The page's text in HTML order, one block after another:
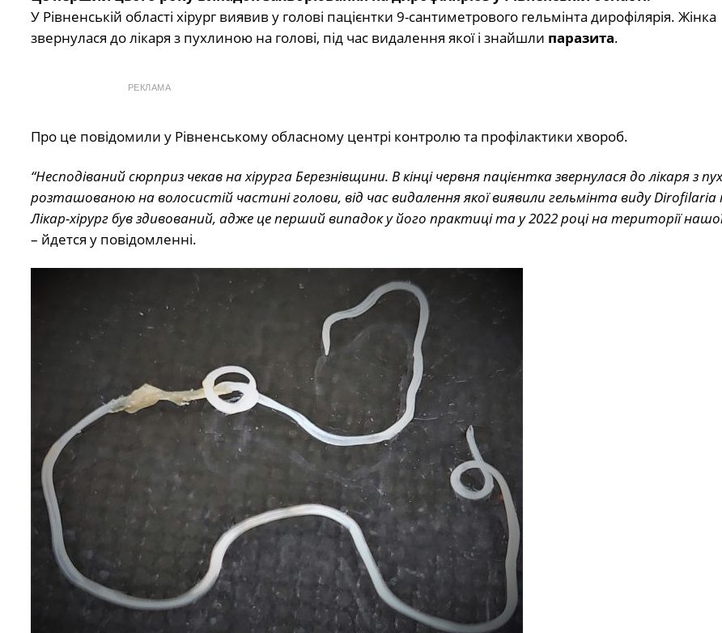
У Рівненській області хірург виявив у голові пацієнтки 9-сантиметрового гельмінта дирофілярія. Жінка
звернулася до лікаря з пухлиною на голові, під час видалення якої і знайшли паразита.
РЕКЛАМА
Про це повідомили у Рівненському обласному центрі контролю та профілактики хвороб.
“Несподіваний сюрприз чекав на хірурга Березнівщини. В кінці червня пацієнтка звернулася до лікаря з
розташованою на волосистій частині голови, від час видалення якої виявили гельмінта виду Dirofilaria
Лікар-хірург був здивований, адже це перший випадок у його практиці та у 2022 році на території
– йдется у повідомленні.